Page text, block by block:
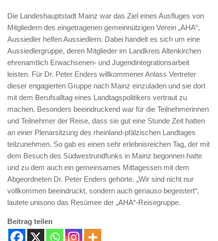
Die Landeshauptstadt Mainz war das Ziel eines Ausfluges von
Mitgliedern des eingetragenen gemeinnützigen Verein „AHA“,
Aussiedler helfen Aussiedlern. Dabei handelt es sich um eine
Aussiedlergruppe, deren Mitglieder im Landkreis Altenkirchen
ehrenamtlich Erwachsenen- und Jugendintegrationsarbeit
leisten. Für Dr. Peter Enders willkommener Anlass Vertreter
dieser engagierten Gruppe nach Mainz einzuladen und sie dort
mit dem Berufsalltag eines Landtagspolitikers vertraut zu
machen. Besonders beeindruckend war für die Teilnehmerinnen
und Teilnehmer der Reise, dass sie gut eine Stunde Zeit hatten
an einer Plenarsitzung des rheinland-pfälzischen Landtages
teilzunehmen. So gab es einen sehr erlebnisreichen Tag, der mit
dem Besuch des Südwestrundfunks in Mainz begonnen hatte
und zu dem auch ein gemeinsames Mittagessen mit dem
Abgeordneten Dr. Peter Enders gehörte. „Wir sind nicht nur
vollkommen beeindruckt, sondern auch genauso begeistert“,
lautete unisono das Resümee der „AHA“-Reisegruppe.
Beitrag teilen